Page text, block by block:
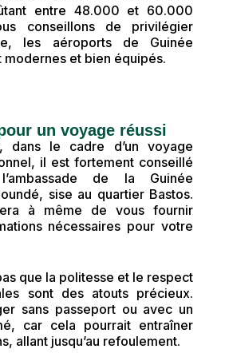
entre 48.000 et 60.000
conseillons de privilégier
les aéroports de Guinée
modernes et bien équipés.
un voyage réussi
dans le cadre d’un voyage
il est fortement conseillé
de la Guinée
sise au quartier Bastos.
à même de vous fournir
nécessaires pour votre
que la politesse et le respect
sont des atouts précieux.
sans passeport ou avec un
car cela pourrait entraîner
allant jusqu’au refoulement.